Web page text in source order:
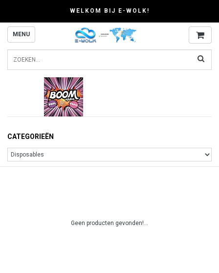
WELKOM BIJ E-WOLK!
MENU
CATEGORIEËN
Geen producten gevonden!...